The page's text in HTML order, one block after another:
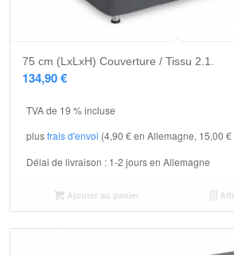
75 cm (LxLxH) Couverture / Tissu 2.1.
134,90€
TVA de 19 % incluse
plusfrais d'envoi (4,90 € en Allemagne, 15,00
Délai de livraison : 1-2 jours en Allemagne
Ajouter au panier